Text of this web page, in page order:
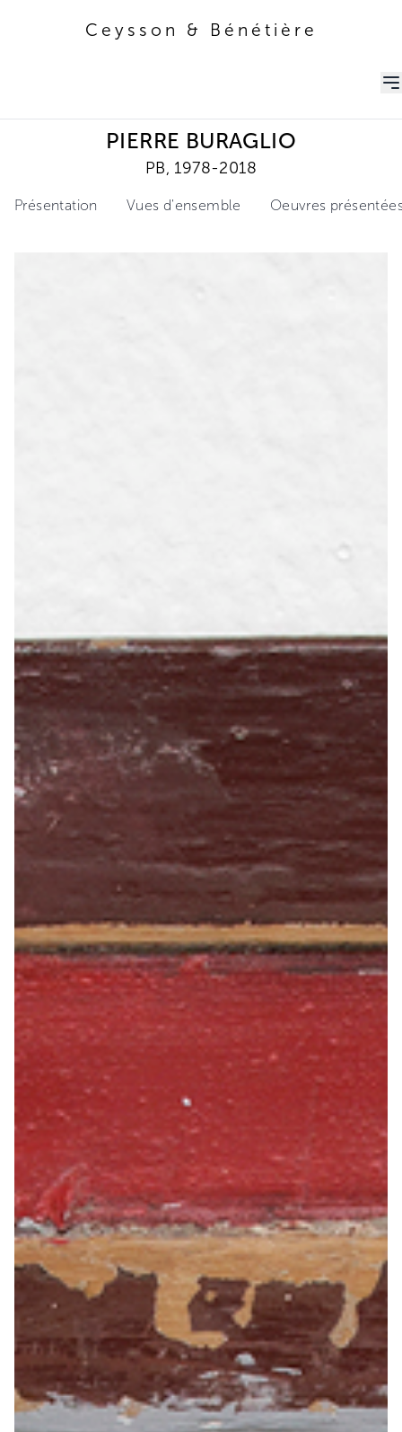
Ceysson & Bénétière
PIERRE BURAGLIO
PB, 1978-2018
Présentation Vues d'ensemble Oeuvres